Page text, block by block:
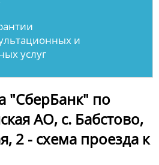
и
услуг
"СберБанк" по
АО, с. Бабстово,
2 - схема проезда к